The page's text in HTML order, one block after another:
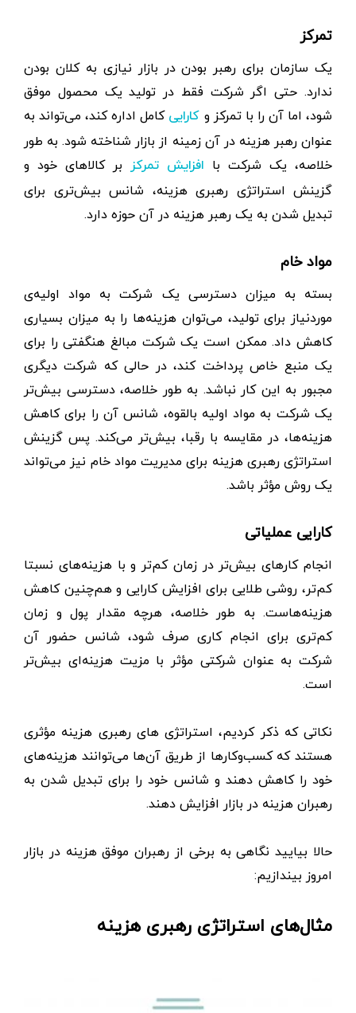
تمرکز
یک سازمان برای رهبر بودن در بازار نیازی به کلان بودن
ندارد. حتی اگر شرکت فقط در تولید یک محصول موفق
شود، اما آن را با تمرکز و کارایی کامل اداره کند، می‌تواند به
عنوان رهبر هزینه در آن زمینه از بازار شناخته شود. به طور
خلاصه، یک شرکت با افزایش تمرکز
بر کالاهای خود و
گزینش استراتژی رهبری هزینه، شانس بیش‌تری برای
تبدیل شدن به یک رهبر هزینه در آن حوزه دارد.
مواد خام
بسته به میزان دسترسی یک شرکت به مواد اولیه‌ی
موردنیاز برای تولید، می‌توان هزینه‌ها را به میزان بسیاری
کاهش داد. ممکن است یک شرکت مبالغ هنگفتی را برای
یک منبع خاص پرداخت کند، در حالی که شرکت دیگری
مجبور به این کار نباشد. به طور خلاصه، دسترسی بیش‌تر
یک شرکت به مواد اولیه بالقوه، شانس آن را برای کاهش
هزینه‌ها، در مقایسه با رقبا، بیش‌تر می‌کند. پس گزینش
استراتژی رهبری هزینه برای مدیریت مواد خام نیز می‌تواند
یک روش مؤثر باشد.
کارایی عملیاتی
انجام کارهای بیش‌تر در زمان کم‌تر و با هزینه‌های نسبتا
کم‌تر، روشی طلایی برای افزایش کارایی و هم‌چنین کاهش
هزینه‌هاست. به طور خلاصه، هرچه مقدار پول و زمان
کم‌تری برای انجام کاری صرف شود، شانس حضور آن
شرکت به عنوان شرکتی مؤثر با مزیت هزینه‌ای بیش‌تر
است.
نکاتی که ذکر کردیم، استراتژی های رهبری هزینه مؤثری
هستند که کسب‌‌وکار‌ها از طریق آن‌ها می‌توانند هزینه‌های
خود را کاهش دهند و شانس خود را برای تبدیل شدن به
رهبران هزینه در بازار افزایش دهند.
حالا بیایید نگاهی به برخی از رهبران موفق هزینه در بازار
امروز بیندازیم:
مثال‌های استراتژی رهبری هزینه